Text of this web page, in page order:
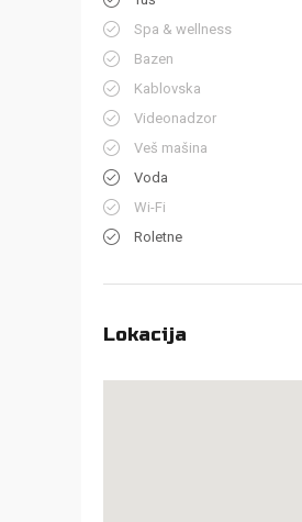
Spa & wellness
Bazen
Kablovska
Videonadzor
Veš mašina
Voda
Wi-Fi
Roletne
Lokacija